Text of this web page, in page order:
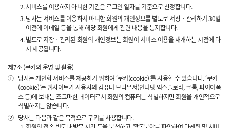
서비스를 이용하지 아니한 기간은 로그인 일자를 기준으로 산정합니다.
당사는 서비스를 이용하지 아니한 회원의 개인정보를 별도로 저장ㆍ관리하기 30일
이전에 이메일 등을 통해 해당 회원에게 관련 내용을 통지합니다.
별도로 저장ㆍ관리된 회원의 개인정보는 회원이 서비스 이용을 재개하는 시점에 다
시 제공됩니다.
제7조 (쿠키의 운영 및 활용)
① 당사는 개인화 서비스를 제공하기 위하여 ‘쿠키(cookie)’를 사용할 수 있습니다. ‘쿠키
(cookie)’는 웹사이트가 사용자의 컴퓨터 브라우저(인터넷 익스플로러, 크롬, 파이어폭
스 등)에 보내는 조그마한 데이터로서 회원의 컴퓨터는 식별하지만 회원을 개인적으로
식별하지는 않습니다.
② 당사는 다음과 같은 목적으로 쿠키를 사용합니다.